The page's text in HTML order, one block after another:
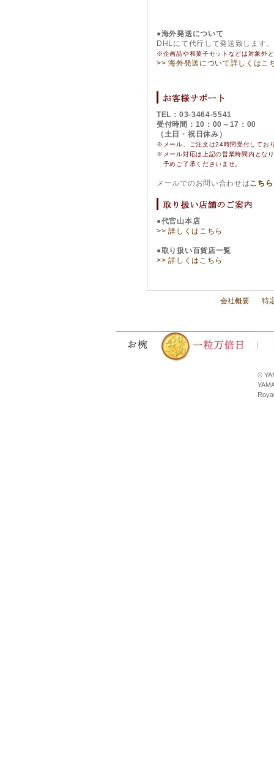
●海外発送について
DHLにて代行して発送致します。
※企画品や和菓子セットなどは対象外
>> 海外発送について詳しくはこ
TEL：03-3464-5541
受付時間：10：00～17：00
（土日・祝日休み）
※メール、ご注文は24時間受付してお
※ メール対応は上記の営業時間内とな
予めご了承くださいませ。
メールでのお問い合わせはこちら
●代官山本店
>> 詳しくはこちら
●取り扱い百貨店一覧
>> 詳しくはこちら
会社概要 特
©